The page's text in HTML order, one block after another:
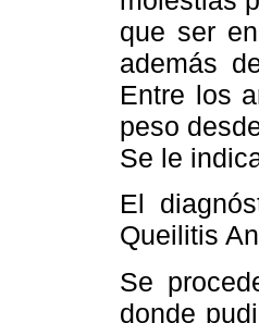
que ser
además
Entre los
peso
Se le
El
Queilitis
Se
donde